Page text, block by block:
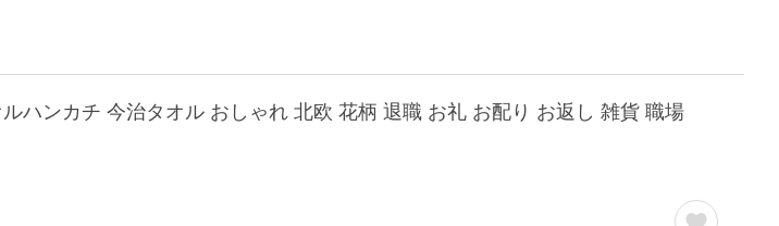
ハンカチ 今治タオル おしゃれ 北欧 花柄 退職 お礼 お配り お返し 雑貨 職場